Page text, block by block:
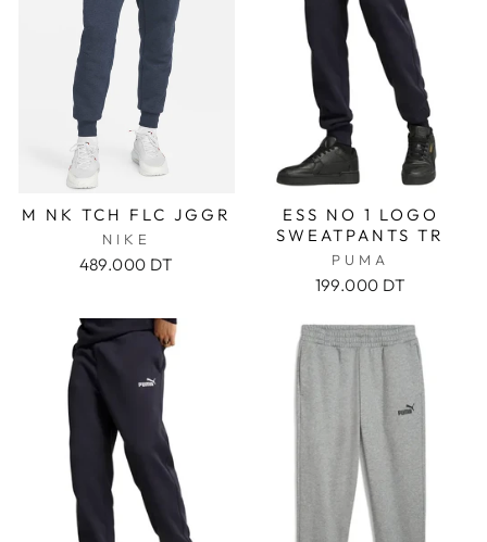
M NK TCH FLC JGGR
NIKE
489.000 DT
ESS NO 1 LOGO
SWEATPANTS TR
PUMA
199.000 DT